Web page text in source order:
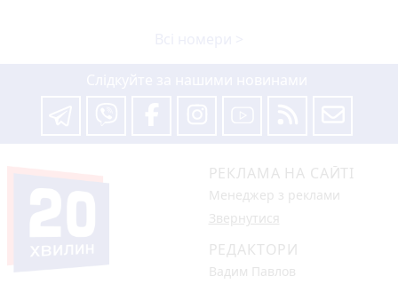
РЕКЛАМА НА САЙТІ
Менеджер з реклами
Звернутися
РЕДАКТОРИ
Вадим Павлов